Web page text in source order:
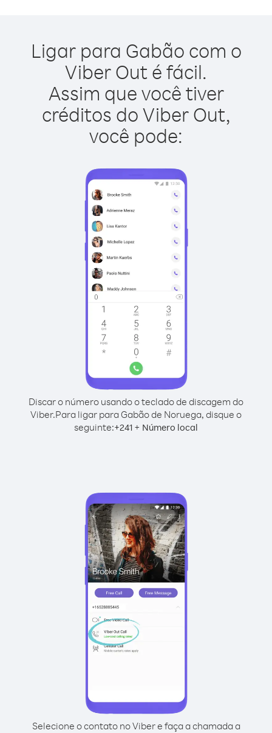
Ligar para Gabão com o
Viber Out é fácil.
Assim que você tiver
créditos do Viber Out,
você pode:
Discar o número usando o teclado de discagem do
Viber.Para ligar para Gabão de Noruega, disque o
seguinte:+241 + Número local
Selecione o contato no Viber e faça a chamada a